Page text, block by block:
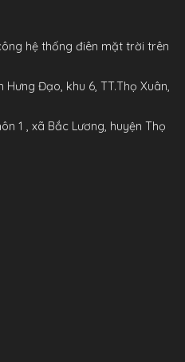
hệ thống điên mặt trời trên
Hưng Đạo, khu 6, TT.Thọ Xuân,
1 , xã Bắc Lương, huyện Thọ